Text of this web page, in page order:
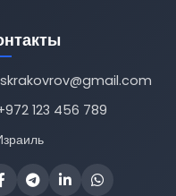
123 456 789